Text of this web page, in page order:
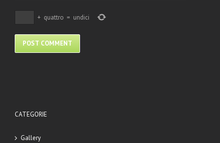
+ quattro = undici
CATEGORIE
Gallery